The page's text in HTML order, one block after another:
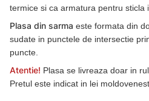
termice si ca armatura pentru sticla
Plasa din sarma este formata din
sudate in punctele de intersectie
puncte.
Atentie! Plasa se livreaza doar in
Pretul este indicat in lei